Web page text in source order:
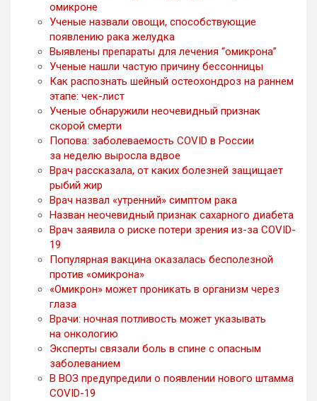
омикроне
Ученые назвали овощи, способствующие
появлению рака желудка
Выявлены препараты для лечения “омикрона”
Ученые нашли частую причину бессонницы
Как распознать шейный остеохондроз на раннем
этапе: чек-лист
Ученые обнаружили неочевидный признак
скорой смерти
Попова: заболеваемость COVID в России
за неделю выросла вдвое
Врач рассказала, от каких болезней защищает
рыбий жир
Врач назвал «утренний» симптом рака
Назван неочевидный признак сахарного диабета
Врач заявила о риске потери зрения из-за COVID-
19
Популярная вакцина оказалась бесполезной
против «омикрона»
«Омикрон» может проникать в организм через
глаза
Врачи: ночная потливость может указывать
на онкологию
Эксперты связали боль в спине с опасным
заболеванием
В ВОЗ предупредили о появлении нового штамма
COVID-19